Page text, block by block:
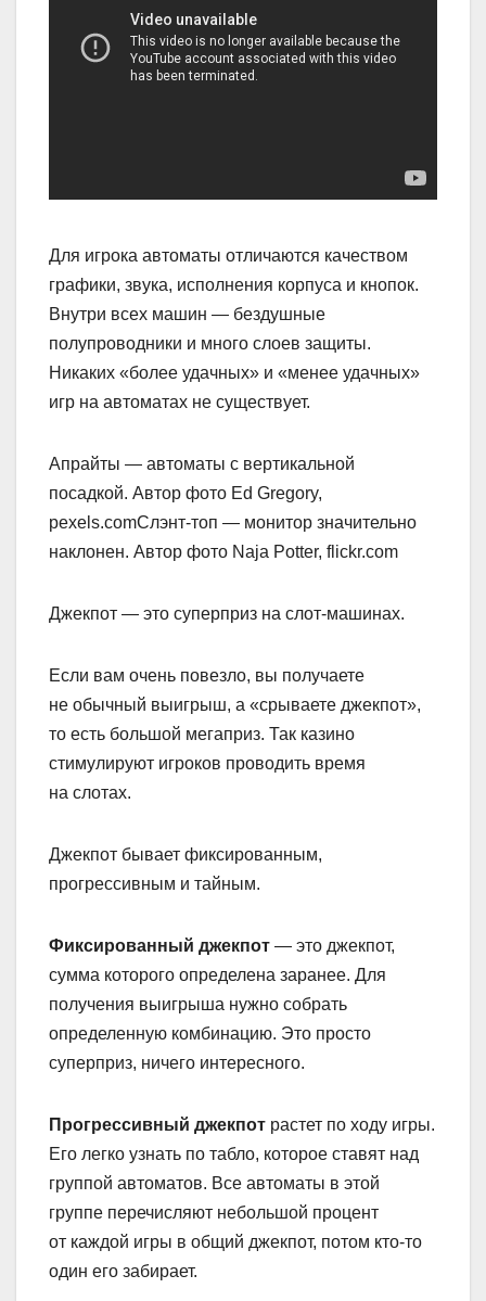
Для игрока автоматы отличаются качеством
графики, звука, исполнения корпуса и кнопок.
Внутри всех машин — бездушные
полупроводники и много слоев защиты.
Никаких «более удачных» и «менее удачных»
игр на автоматах не существует.
Апрайты — автоматы с вертикальной
посадкой. Автор фото Ed Gregory,
pexels.comСлэнт-топ — монитор значительно
наклонен. Автор фото Naja Potter, flickr.com
Джекпот — это суперприз на слот-машинах.
Если вам очень повезло, вы получаете
не обычный выигрыш, а «срываете джекпот»,
то есть большой мегаприз. Так казино
стимулируют игроков проводить время
на слотах.
Джекпот бывает фиксированным,
прогрессивным и тайным.
Фиксированный джекпот — это джекпот,
сумма которого определена заранее. Для
получения выигрыша нужно собрать
определенную комбинацию. Это просто
суперприз, ничего интересного.
Прогрессивный джекпот растет по ходу игры.
Его легко узнать по табло, которое ставят над
группой автоматов. Все автоматы в этой
группе перечисляют небольшой процент
от каждой игры в общий джекпот, потом кто-то
один его забирает.